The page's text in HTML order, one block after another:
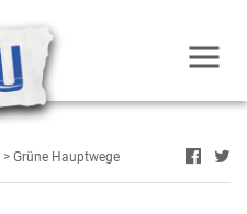
> Grüne Hauptwege